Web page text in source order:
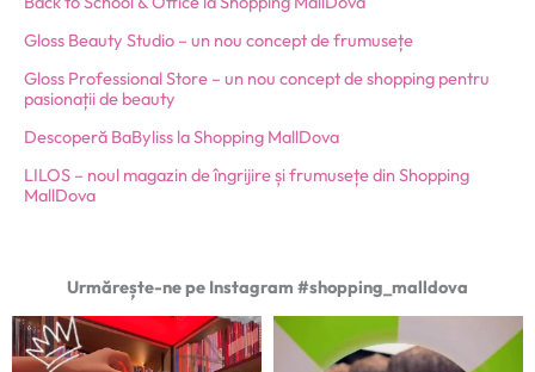
Gloss Beauty Studio – un nou concept de frumusețe
Gloss Professional Store – un nou concept de shopping pentru
pasionații de beauty
Descoperă BaByliss la Shopping MallDova
LILOS – noul magazin de îngrijire și frumusețe din Shopping
MallDova
Urmărește-ne pe Instagram #shopping_malldova